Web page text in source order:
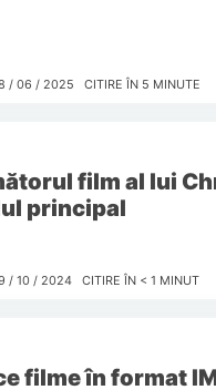
/ 06 / 2025 CITIRE ÎN 5 MINUTE
film al lui
principal
/ 10 / 2024 CITIRE ÎN < 1 MINUT
filme în format